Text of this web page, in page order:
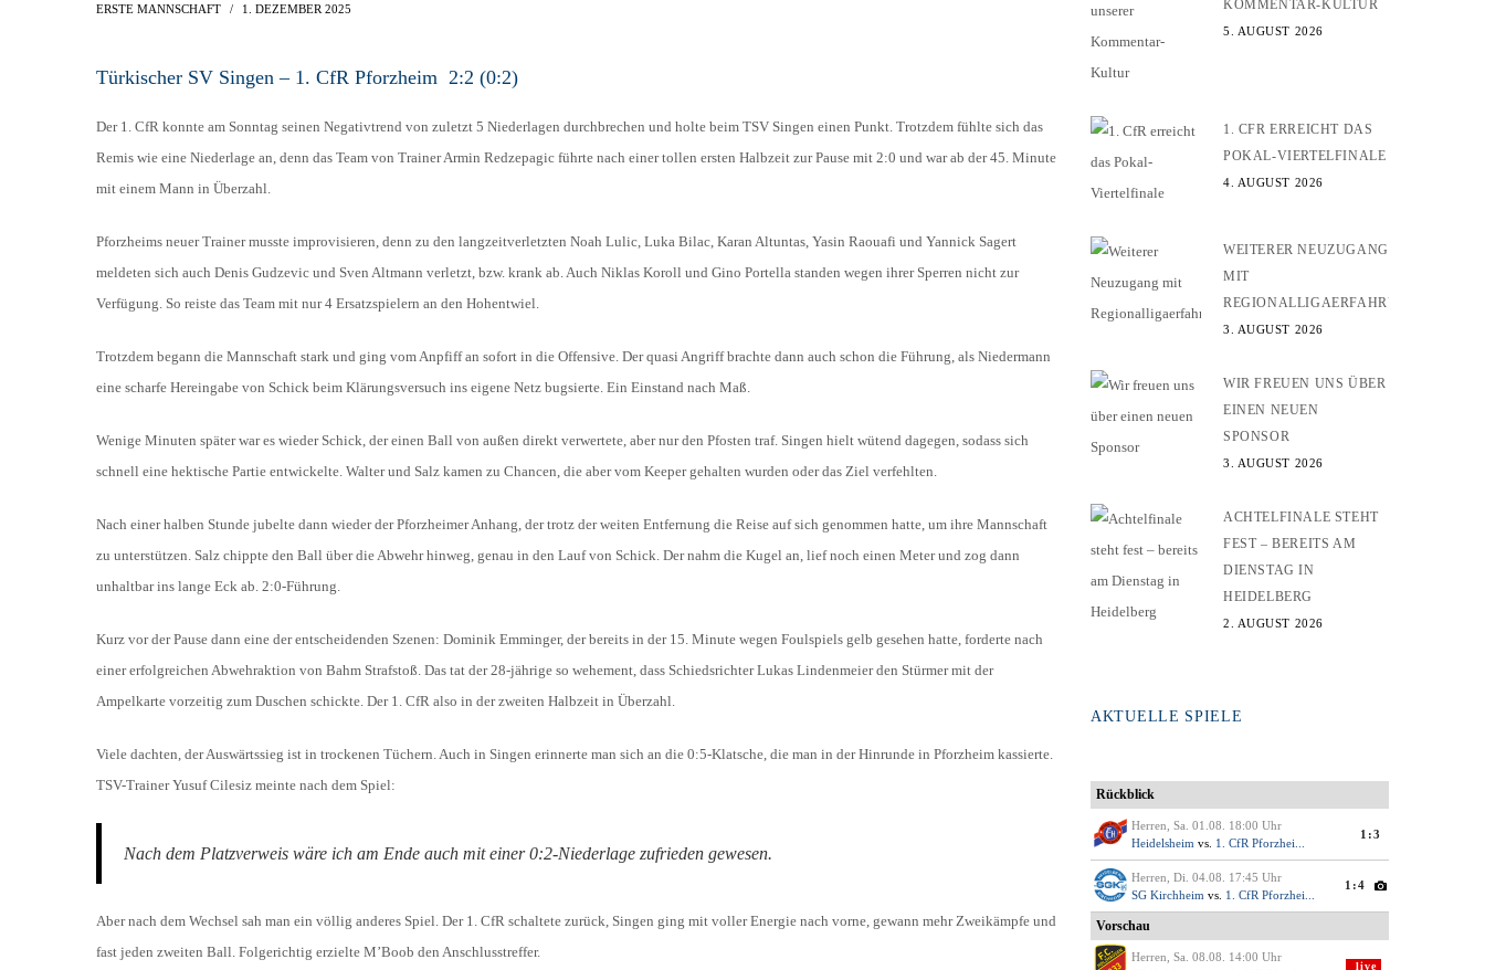
TORSCHÜTZEN
LIGA – TORSCHÜTZEN
LIGA – ZUSCHAUER
LIGA – FAIRNESSTABELLE
LIGA – WECHSELBÖRSE
PRESSE / MEDIEN
U7 / BAMBINI
AH-TURNIER
HISTORIE
1. CFR PFORZHEIM 1896
1. FC PFORZHEIM 1896
VFR PFORZHEIM 1897
ERSTE MANNSCHAFT 1. DEZEMBER 2025
Türkischer SV Singen – 1. CfR Pforzheim 2:2 (0:2)
Der 1. CfR konnte am Sonntag seinen Negativtrend von zuletzt 5 Niederlagen durchbrechen und holte beim TSV Singen einen Punkt. Trotzdem fühlte sich das
Remis wie eine Niederlage an, denn das Team von Trainer Armin Redzepagic führte nach einer tollen ersten Halbzeit zur Pause mit 2:0 und war ab der 45. Minute
mit einem Mann in Überzahl.
Pforzheims neuer Trainer musste improvisieren, denn zu den langzeitverletzten Noah Lulic, Luka Bilac, Karan Altuntas, Yasin Raouafi und Yannick Sagert
meldeten sich auch Denis Gudzevic und Sven Altmann verletzt, bzw. krank ab. Auch Niklas Koroll und Gino Portella standen wegen ihrer Sperren nicht zur
Verfügung. So reiste das Team mit nur 4 Ersatzspielern an den Hohentwiel.
Trotzdem begann die Mannschaft stark und ging vom Anpfiff an sofort in die Offensive. Der quasi Angriff brachte dann auch schon die Führung, als Niedermann
eine scharfe Hereingabe von Schick beim Klärungsversuch ins eigene Netz bugsierte. Ein Einstand nach Maß.
Wenige Minuten später war es wieder Schick, der einen Ball von außen direkt verwertete, aber nur den Pfosten traf. Singen hielt wütend dagegen, sodass sich
schnell eine hektische Partie entwickelte. Walter und Salz kamen zu Chancen, die aber vom Keeper gehalten wurden oder das Ziel verfehlten.
Nach einer halben Stunde jubelte dann wieder der Pforzheimer Anhang, der trotz der weiten Entfernung die Reise auf sich genommen hatte, um ihre Mannschaft
zu unterstützen. Salz chippte den Ball über die Abwehr hinweg, genau in den Lauf von Schick. Der nahm die Kugel an, lief noch einen Meter und zog dann
unhaltbar ins lange Eck ab. 2:0-Führung.
Kurz vor der Pause dann eine der entscheidenden Szenen: Dominik Emminger, der bereits in der 15. Minute wegen Foulspiels gelb gesehen hatte, forderte nach
einer erfolgreichen Abwehraktion von Bahm Strafstoß. Das tat der 28-jährige so wehement, dass Schiedsrichter Lukas Lindenmeier den Stürmer mit der
Ampelkarte vorzeitig zum Duschen schickte. Der 1. CfR also in der zweiten Halbzeit in Überzahl.
Viele dachten, der Auswärtssieg ist in trockenen Tüchern. Auch in Singen erinnerte man sich an die 0:5-Klatsche, die man in der Hinrunde in Pforzheim kassierte.
TSV-Trainer Yusuf Cilesiz meinte nach dem Spiel:
Nach dem Platzverweis wäre ich am Ende auch mit einer 0:2-Niederlage zufrieden gewesen.
Aber nach dem Wechsel sah man ein völlig anderes Spiel. Der 1. CfR schaltete zurück, Singen ging mit voller Energie nach vorne, gewann mehr Zweikämpfe und
fast jeden zweiten Ball. Folgerichtig erzielte M’Boob den Anschlusstreffer.
KOMMENTAR-KULTUR
5. AUGUST 2026
1. CFR ERREICHT DAS
POKAL-VIERTELFINALE
4. AUGUST 2026
WEITERER NEUZUGANG
MIT
REGIONALLIGAERFAHRUNG
3. AUGUST 2026
WIR FREUEN UNS ÜBER
EINEN NEUEN
SPONSOR
3. AUGUST 2026
ACHTELFINALE STEHT
FEST – BEREITS AM
DIENSTAG IN
HEIDELBERG
2. AUGUST 2026
AKTUELLE SPIELE